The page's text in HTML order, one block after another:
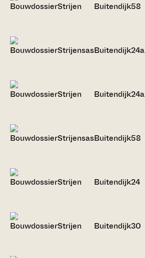
Strijen
Buitendijk58
StrijensasBuitendijk24a
Strijen
Buitendijk24a
StrijensasBuitendijk58
Strijen
Buitendijk24
Strijen
Buitendijk30